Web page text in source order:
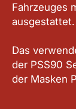
Fahrzeuges
ausgestattet.
Das
der PSS90
der Masken